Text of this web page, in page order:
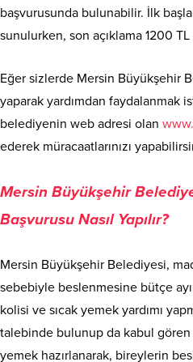
başvurusunda bulunabilir. İlk
sunulurken, son açıklama 1200
Eğer sizlerde Mersin Büyükşehir
yaparak yardımdan faydalanmak
belediyenin web adresi olan
ederek müracaatlarınızı
Mersin Büyükşehir
Başvurusu Nasıl Yapılır?
Mersin Büyükşehir Belediyesi,
sebebiyle beslenmesine bütçe
kolisi ve sıcak yemek yardımı
talebinde bulunup da kabul
yemek hazırlanarak, bireylerin